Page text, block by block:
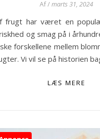
Af/marts 31, 2024
og smag på i
forskellene mellem
Vi vil se på historien
LÆS MERE